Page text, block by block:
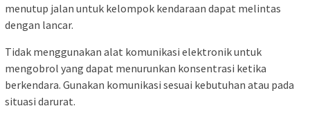
menutup jalan untuk kelompok kendaraan dapat melintas
dengan lancar.
Tidak menggunakan alat komunikasi elektronik untuk
mengobrol yang dapat menurunkan konsentrasi ketika
berkendara. Gunakan komunikasi sesuai kebutuhan atau pada
situasi darurat.